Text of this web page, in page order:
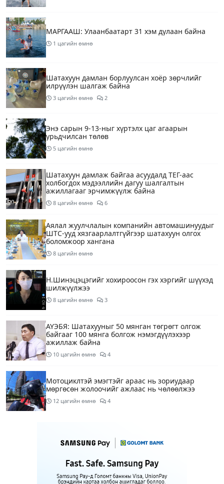
МАРГААШ: Улаанбаатарт 31 хэм дулаан байна
1 цагийн өмнө
Шатахуун дамлан борлуулсан хоёр зөрчлийг
илрүүлэн шалгаж байна
3 цагийн өмнө 2
Энэ сарын 9-13-ныг хүртэлх цаг агаарын
урьдчилсан төлөв
5 цагийн өмнө
Шатахуун дамлаж байгаа асуудалд ТЕГ-аас
холбогдох мэдээллийн дагуу шалгалтын
ажиллагааг эрчимжүүлж байна
8 цагийн өмнө 6
Аялал жуулчлалын компанийн автомашинуудыг
ШТС-ууд хязгаарлалтгүйгээр шатахуун олгох
боломжоор хангана
8 цагийн өмнө
Н.Шинэцэцэгийг хохироосон гэх хэргийг шүүхэд
шилжүүлжээ
8 цагийн өмнө 3
АҮЭБЯ: Шатахууныг 50 мянган төгрөгт олгож
байгааг 100 мянга болгож нэмэгдүүлэхээр
ажиллаж байна
10 цагийн өмнө 4
Мотоциклтэй эмэгтэйг араас нь зориудаар
мөргөсөн жолоочийг ажлаас нь чөлөөлжээ
12 цагийн өмнө 4
тавихыг үүрэгдэв
Тарвас ачих ажилд туслахаар гэрээсээ гарсан 10